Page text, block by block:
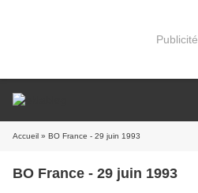
Publicité
Accueil » BO France - 29 juin 1993
BO France - 29 juin 1993